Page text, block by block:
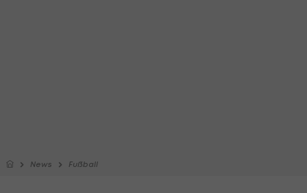
News Fußball